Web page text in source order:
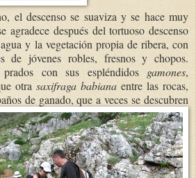
el descenso se suaviza y se hace muy
agradece después del tortuoso descenso
y la vegetación propia de ribera, con
de jóvenes robles, fresnos y chopos.
con sus espléndidos gamones,
otra saxifraga babiana entre las rocas,
de ganado, que a veces se descubren